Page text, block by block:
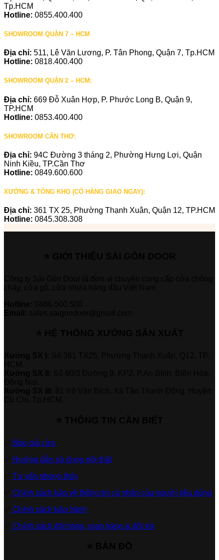
Tp.HCM
Hotline: 0855.400.400
SHOWROOM QUẬN 7 – HCM
Địa chỉ: 511, Lê Văn Lương, P. Tân Phong, Quận 7, Tp.HCM
Hotline: 0818.400.400
SHOWROOM QUẬN 2 – HCM:
Địa chỉ: 669 Đỗ Xuân Hợp, P. Phước Long B, Quận 9,
TP.HCM
Hotline: 0853.400.400
SHOWROOM CẦN THƠ:
Địa chỉ: 94C Đường 3 tháng 2, Phường Hưng Lợi, Quận
Ninh Kiều, TP.Cần Thơ
Hotline: 0849.600.600
XƯỞNG & TỔNG KHO (CÓ HÀNG GIAO NGAY):
Địa chỉ: 361 TX 25, Phường Thạnh Xuân, Quận 12, TP.HCM
Hotline: 0845.308.308
Báo giá cửa
Hướng dẫn sử dụng nội thất
Tư vấn phong thủy
Chính sách bảo vệ thông tin cá nhân của người tiêu dùng
Chính sách bảo hành
Chính sách đặt hàng, giao hàng & đổi trả